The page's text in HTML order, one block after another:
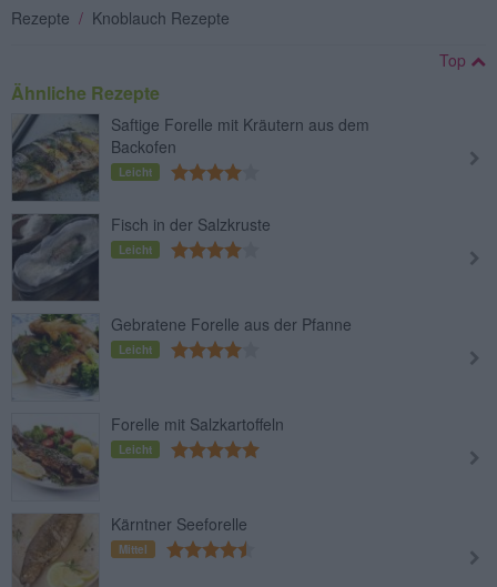
Rezepte / Knoblauch Rezepte
Top
Ähnliche Rezepte
Saftige Forelle mit Kräutern aus dem
Backofen
Leicht
Fisch in der Salzkruste
Leicht
Gebratene Forelle aus der Pfanne
Leicht
Forelle mit Salzkartoffeln
Leicht
Kärntner Seeforelle
Mittel